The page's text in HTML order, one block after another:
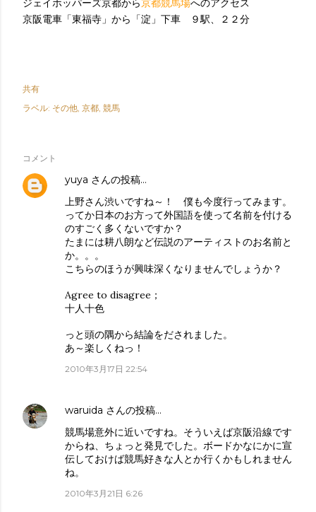
ジェイホッパーズ京都から京都競馬場へのアクセス
京阪電車「東福寺」から「淀」下車 ９駅、２２分
共有
ラベル: その他 京都 競馬
コメント
yuya さんの投稿…
上野さん渋いですね～！ 僕も今度行ってみます。
ってか日本のお方って外国語を使って名前を付ける
のすごく多くないですか？
たまには耕八朗など伝説のアーティストのお名前と
か。。。
こちらのほうが興味深くなりませんでしょうか？
Agree to disagree；
十人十色
っと頭の隅から結論をだされました。
あ～楽しくねっ！
2010年3月17日 22:54
waruida さんの投稿…
競馬場意外に近いですね。そういえば京阪沿線です
からね、ちょっと発見でした。ボードかなにかに宣
伝しておけば競馬好きな人とか行くかもしれません
ね。
2010年3月21日 6:26